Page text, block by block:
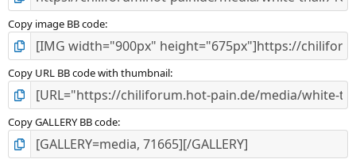
Copy image BB code
Copy URL BB code with thumbnail
Copy GALLERY BB code